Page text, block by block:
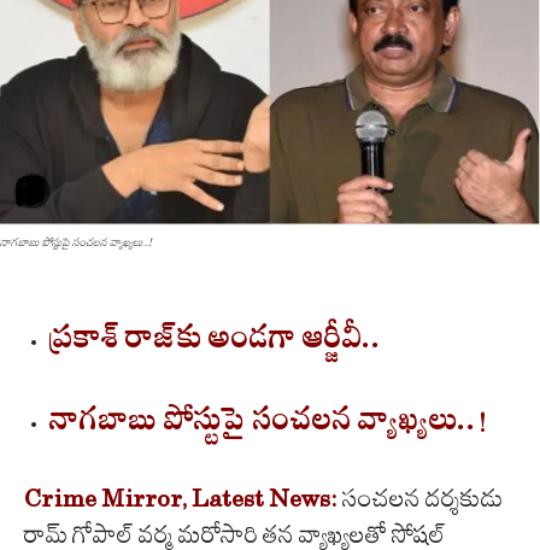
నాగబాబు పోస్టుపై సంచలన వ్యాఖ్యలు..!
ప్రకాశ్ రాజ్‌కు అండగా ఆర్జీవీ..
నాగబాబు పోస్టుపై సంచలన వ్యాఖ్యలు..!
Crime Mirror, Latest News: సంచలన దర్శకుడు
రామ్ గోపాల్ వర్మ మరోసారి తన వ్యాఖ్యలతో సోషల్